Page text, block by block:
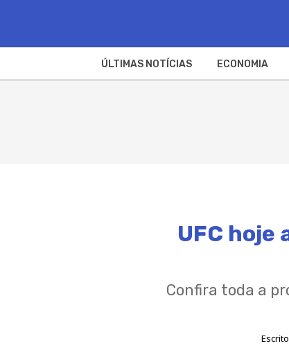
ÚLTIMAS NOTÍCIAS ECONOMIA
UFC hoje
Confira toda a